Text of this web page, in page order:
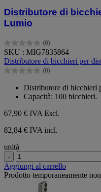
Distributore di
Lumio
(0)
0.0
su
5
stelle.
SKU : MIG7835864
Distributore di bicchieri per
(0)
0.0
stelle.
Distributore di bicchieri
Capacità: 100 bicchieri.
67,90 € IVA Escl.
82,84 € IVA incl.
unità
-
Aggiungi al carrello
Prodotto temporaneamente